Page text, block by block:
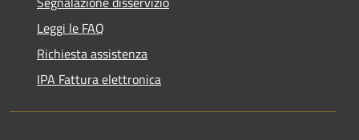
Leggi le FAQ
Richiesta assistenza
IPA Fattura elettronica